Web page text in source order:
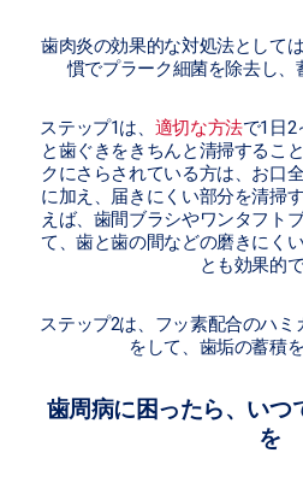
歯肉炎の効果的な対処法として
慣でプラーク細菌を除去し、
ステップ1は、 適切な方法で1日2
と歯ぐきをきちんと清掃するこ
クにさらされている方は、お口
に加え、届きにくい部分を清掃
えば、歯間ブラシやワンタフト
て、歯と歯の間などの磨きにく
とも効果的で
ステップ2は、フッ素配合のハミ
をして、歯垢の蓄積
歯周病に困ったら、いつ
を